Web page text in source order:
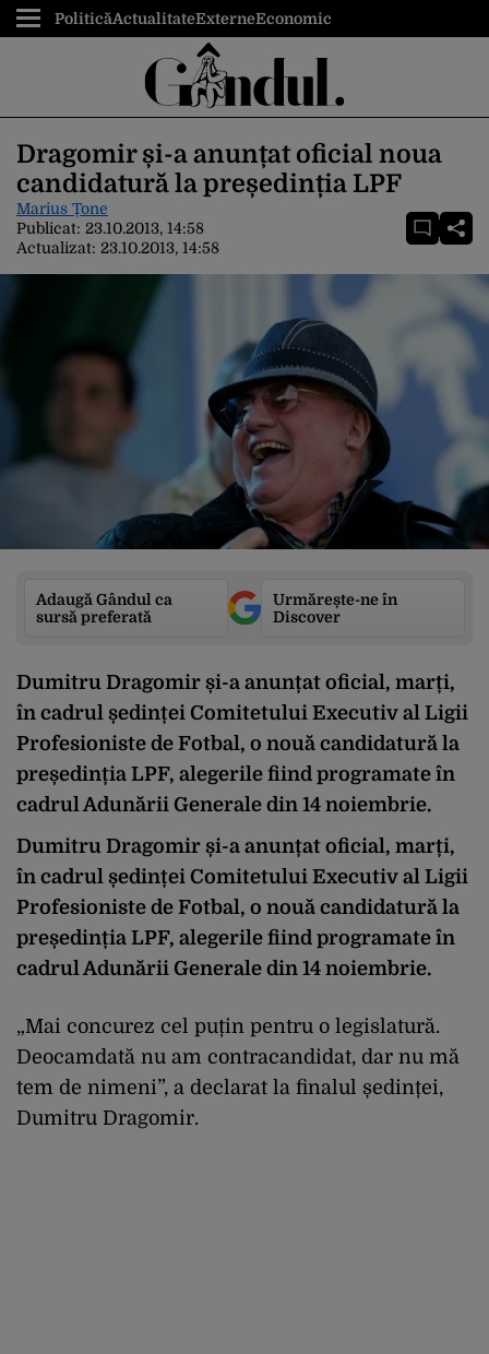
PoliticăActualitateExterneEconomic
Dragomir și-a anunțat oficial noua
candidatură la președinția LPF
Marius Țone
Publicat: 23.10.2013, 14:58
Actualizat: 23.10.2013, 14:58
Adaugă Gândul ca
sursă preferată
Urmărește-ne în
Discover
Dumitru Dragomir și-a anunțat oficial, marți,
în cadrul ședinței Comitetului Executiv al Ligii
Profesioniste de Fotbal, o nouă candidatură la
președinția LPF, alegerile fiind programate în
cadrul Adunării Generale din 14 noiembrie.
Dumitru Dragomir și-a anunțat oficial, marți,
în cadrul ședinței Comitetului Executiv al Ligii
Profesioniste de Fotbal, o nouă candidatură la
președinția LPF, alegerile fiind programate în
cadrul Adunării Generale din 14 noiembrie.
„Mai concurez cel puțin pentru o legislatură.
Deocamdată nu am contracandidat, dar nu mă
tem de nimeni”, a declarat la finalul ședinței,
Dumitru Dragomir.